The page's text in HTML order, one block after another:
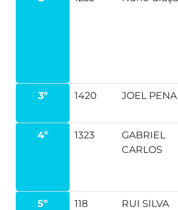
3º 1420 JOEL PENA
4º 1323
GABRIEL
CARLOS
5º 118 RUI SILVA